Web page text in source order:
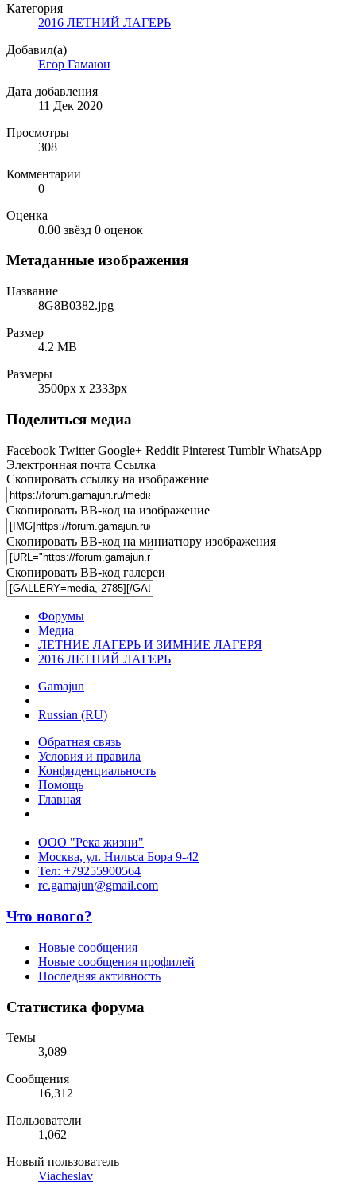
Категория
2016 ЛЕТНИЙ ЛАГЕРЬ
Добавил(а)
Егор Гамаюн
Дата добавления
11 Дек 2020
Просмотры
308
Комментарии
0
Оценка
0.00 звёзд 0 оценок
Метаданные изображения
Название
8G8B0382.jpg
Размер
4.2 MB
Размеры
3500px x 2333px
Поделиться медиа
Facebook Twitter Google+ Reddit Pinterest Tumblr WhatsApp
Электронная почта Ссылка
Скопировать ссылку на изображение
Скопировать BB-код на изображение
Скопировать BB-код на миниатюру изображения
Скопировать BB-код галереи
Форумы
Медиа
ЛЕТНИЕ ЛАГЕРЬ И ЗИМНИЕ ЛАГЕРЯ
2016 ЛЕТНИЙ ЛАГЕРЬ
Gamajun
Russian (RU)
Обратная связь
Условия и правила
Конфиденциальность
Помощь
Главная
ООО "Река жизни"
Москва, ул. Нильса Бора 9-42
Тел: +79255900564
rc.gamajun@gmail.com
Что нового?
Новые сообщения
Новые сообщения профилей
Последняя активность
Статистика форума
Темы
3,089
Сообщения
16,312
Пользователи
1,062
Новый пользователь
Viacheslav